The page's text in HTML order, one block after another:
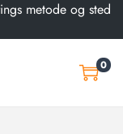
metode og sted
0